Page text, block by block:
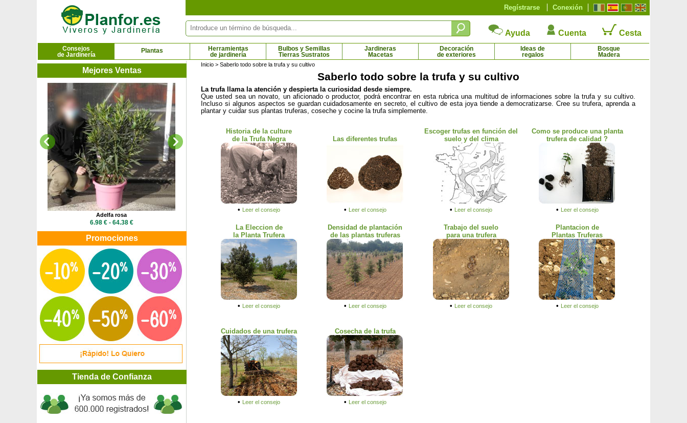
Conexión
Regístrarse
Ayuda Cuenta Cesta
Consejos
de Jardinería
Plantas
Herramientas
de jardinería
Bulbos y Semillas
Tierras Sustratos
Jardineras
Macetas
Decoración
de exteriores
Ideas de
regalos
Bosque
Madera
Mejores Ventas
Adelfa rosa
6.98 € - 64.38 €
Agapanto azul
2.65 € - 8.61 €
Agapanto blanco
3.04 € - 8.61 €
Alborada rosa
2.54 € - 4.55 €
Alcornoque
1.75 € - 64.50 €
Promociones
Tienda de Confianza
Inicio > Saberlo todo sobre la trufa y su cultivo
Saberlo todo sobre la trufa y su cultivo
La trufa llama la atención y despierta la curiosidad desde siempre.
Que usted sea un novato, un aficionado o productor, podrá encontrar en esta rubrica una multitud de informaciones sobre la trufa y su cultivo.
Incluso si algunos aspectos se guardan cuidadosamente en secreto, el cultivo de esta joya tiende a democratizarse. Cree su trufera, aprenda a
plantar y cuidar sus plantas truferas, coseche y cocine la trufa simplemente.
Historia de la culture
de la Trufa Negra
• Leer el consejo
Las diferentes trufas
• Leer el consejo
Escoger trufas en función del
suelo y del clima
• Leer el consejo
Como se produce una planta
trufera de calidad ?
• Leer el consejo
La Eleccion de
la Planta Trufera
• Leer el consejo
Densidad de plantación
de las plantas truferas
• Leer el consejo
Trabajo del suelo
para una trufera
• Leer el consejo
Plantacion de
Plantas Truferas
• Leer el consejo
Cuidados de una trufera
• Leer el consejo
Cosecha de la trufa
• Leer el consejo
Panel de gestión de cookies